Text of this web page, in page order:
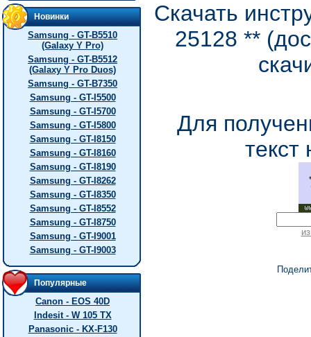
Новинки
Samsung - GT-B5510
(Galaxy Y Pro)
Samsung - GT-B5512
(Galaxy Y Pro Duos)
Samsung - GT-B7350
Samsung - GT-I5500
Samsung - GT-I5700
Samsung - GT-I5800
Samsung - GT-I8150
Samsung - GT-I8160
Samsung - GT-I8190
Samsung - GT-I8262
Samsung - GT-I8350
Samsung - GT-I8552
Samsung - GT-I8750
Samsung - GT-I9001
Samsung - GT-I9003
Популярные
Canon - EOS 40D
Indesit - W 105 TX
Panasonic - KX-F130
Скачать
25128 **
Для
текст